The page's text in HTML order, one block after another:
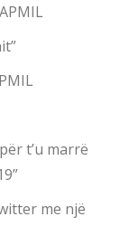
t’u marrë
me një